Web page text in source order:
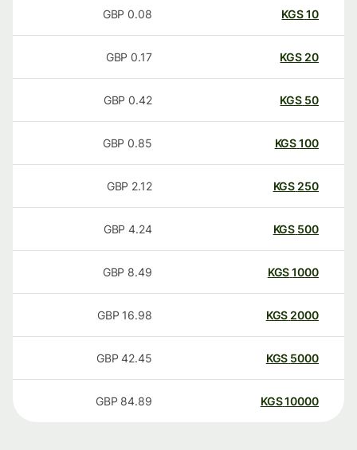
KGS
0.08
GBP
20
KGS
0.17
GBP
50
KGS
0.42
GBP
100
KGS
0.85
GBP
250
KGS
2.12
GBP
500
KGS
4.24
GBP
1000
KGS
8.49
GBP
2000
KGS
16.98
GBP
5000
KGS
42.45
GBP
10000
KGS
84.89
GBP